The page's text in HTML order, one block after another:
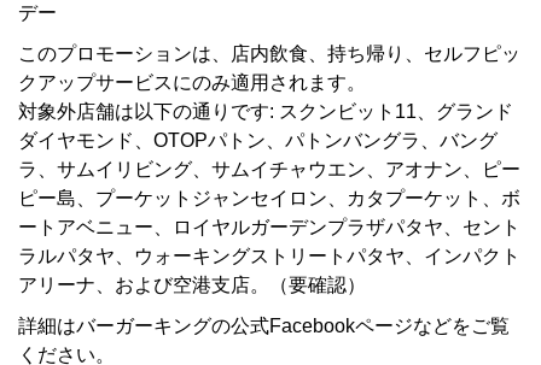
デー
このプロモーションは、店内飲食、持ち帰り、セルフピッ
クアップサービスにのみ適用されます。
対象外店舗は以下の通りです: スクンビット11、グランド
ダイヤモンド、OTOPパトン、パトンバングラ、バング
ラ、サムイリビング、サムイチャウエン、アオナン、ピー
ピー島、プーケットジャンセイロン、カタプーケット、ボ
ートアベニュー、ロイヤルガーデンプラザパタヤ、セント
ラルパタヤ、ウォーキングストリートパタヤ、インパクト
アリーナ、および空港支店。（要確認）
詳細はバーガーキングの公式Facebookページなどをご覧
ください。